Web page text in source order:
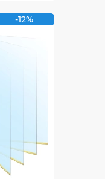
-12%